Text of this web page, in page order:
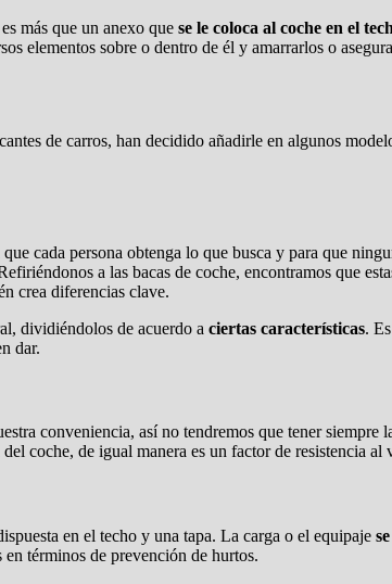
más que un anexo que se le coloca al coche en el
elementos sobre o dentro de él y amarrarlos o
de carros, han decidido añadirle en algunos
cada persona obtenga lo que busca y para que
a las bacas de coche, encontramos que
crea diferencias clave.
dividiéndolos de acuerdo a ciertas características.
dar.
conveniencia, así no tendremos que tener
coche, de igual manera es un factor de resistencia
en el techo y una tapa. La carga o el equipaje
términos de prevención de hurtos.